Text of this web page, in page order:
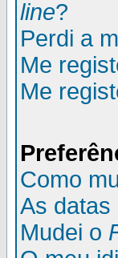
line?
Perdi a
Me
Me
Como
As datas
Mudei o